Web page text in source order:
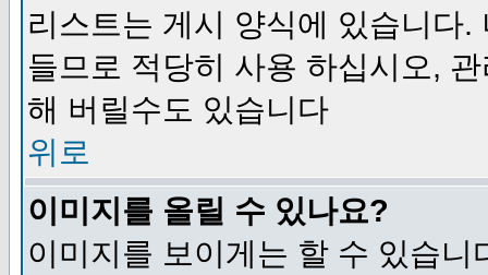
리스트는 게시 양식에 있습니다
들므로 적당히 사용 하십시오,
해 버릴수도 있습니다
위로
이미지를 올릴 수 있나요?
이미지를 보이게는 할 수 있습